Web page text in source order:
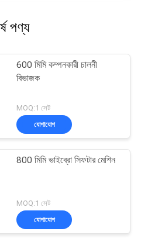
পণ্য
600 মিমি কম্পনকারী চালনী
বিভাজক
MOQ:1 সেট
যোগাযোগ
800 মিমি ভাইব্রো সিফটার মেশিন
MOQ:1 সেট
যোগাযোগ